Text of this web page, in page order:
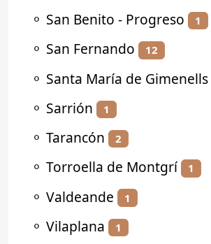
⚬ San Benito - Progreso 1
⚬ San Fernando 12
⚬ Santa María de Gimenells
⚬ Sarrión 1
⚬ Tarancón 2
⚬ Torroella de Montgrí 1
⚬ Valdeande 1
⚬ Vilaplana 1